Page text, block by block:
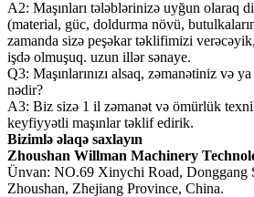
A2: Maşınları tələblərinizə uyğun olaraq
(material, güc, doldurma növü,
zamanda sizə peşəkar təklifimizi
işdə olmuşuq. uzun illər sənaye.
Q3: Maşınlarınızı alsaq, zəmanətiniz və
nədir?
A3: Biz sizə 1 il zəmanət və ömürlük
keyfiyyətli maşınlar təklif edirik.
Bizimlə əlaqə saxlayın
Zhoushan Willman Machinery
Ünvan: NO.69 Xinychi Road, Donggang
Zhoushan, Zhejiang Province, China.